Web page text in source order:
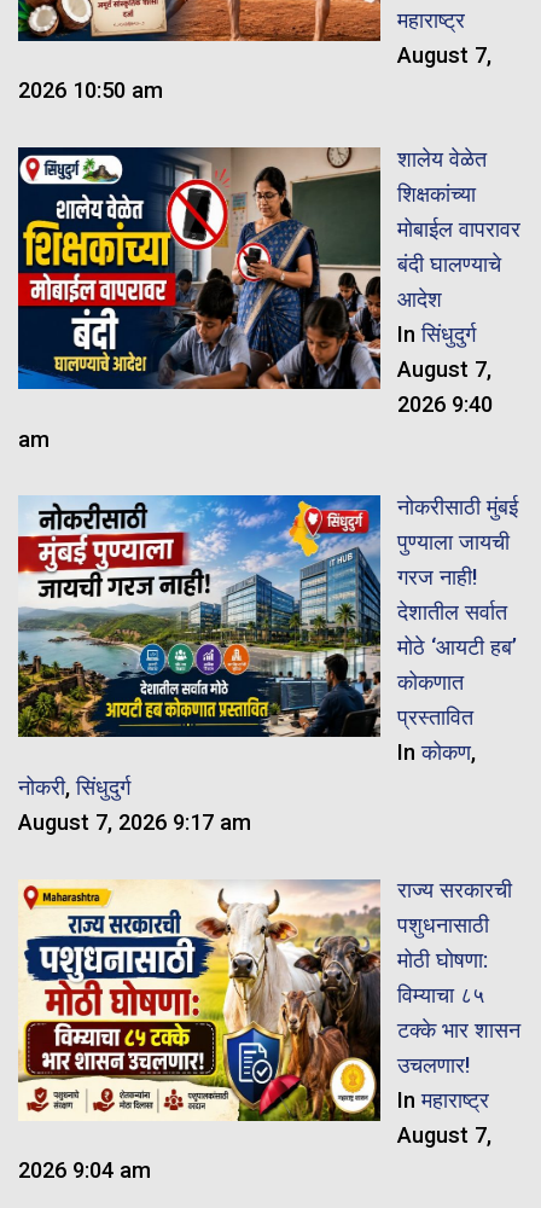
महाराष्ट्र
August 7,
2026 10:50 am
शालेय वेळेत
शिक्षकांच्या
मोबाईल वापरावर
बंदी घालण्याचे
आदेश
Inसिंधुदुर्ग
August 7,
2026 9:40
am
नोकरीसाठी मुंबई
पुण्याला जायची
गरज नाही!
देशातील सर्वात
मोठे ‘आयटी हब’
कोकणात
प्रस्तावित
Inकोकण,
नोकरी,सिंधुदुर्ग
August 7, 2026 9:17 am
राज्य सरकारची
पशुधनासाठी
मोठी घोषणा:
विम्याचा ८५
टक्के भार शासन
उचलणार!
Inमहाराष्ट्र
August 7,
2026 9:04 am